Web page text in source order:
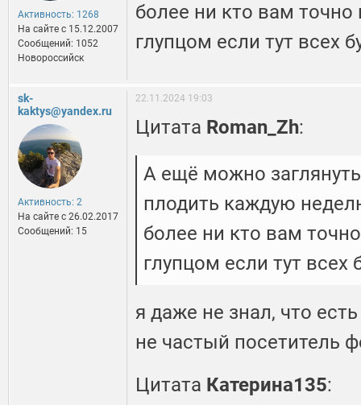
Активность: 1268
На сайте c 15.12.2007
Сообщений: 1052
Новороссийск
более ни кто вам точно
глупцом если тут всех
sk-
kaktys@yandex.ru
Активность: 2
На сайте c 26.02.2017
Сообщений: 15
22.11.2024 19:03
Цитата Roman_Zh:
А ещё можно
плодить каждую
более ни кто вам
глупцом если тут всех
я даже не знал, что
не частый посетитель
Цитата Катерина135: